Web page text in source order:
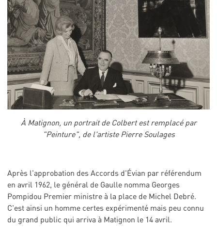
À Matignon, un portrait de Colbert est remplacé par
"Peinture", de l'artiste Pierre Soulages
Après l'approbation des Accords d'Évian par référendum
en avril 1962, le général de Gaulle nomma Georges
Pompidou Premier ministre à la place de Michel Debré.
C'est ainsi un homme certes expérimenté mais peu connu
du grand public qui arriva à Matignon le 14 avril.